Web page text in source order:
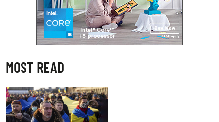
MOST READ